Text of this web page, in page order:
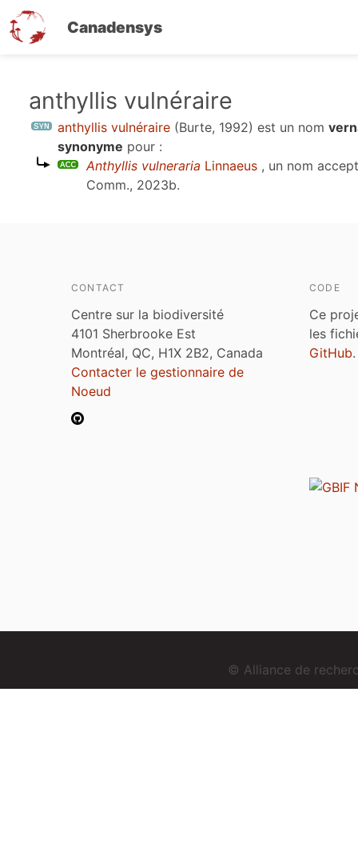
Canadensys
contenu
anthyllis vulnéraire
anthyllis vulnéraire (Burte, 1992) est un nom
synonyme pour :
Anthyllis vulneraria Linnaeus , un nom
Comm., 2023b.
CONTACT
Centre sur la biodiversité
4101 Sherbrooke Est
Montréal, QC, H1X 2B2, Canada
Contacter le gestionnaire de
Noeud
CODE
Ce
les
GitHub.
© Alliance de